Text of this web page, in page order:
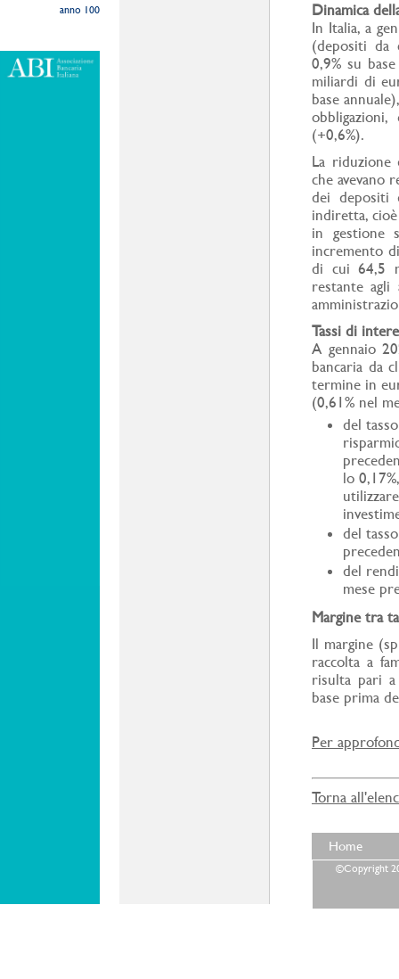
anno 100
Dinamica
In Italia, a
(depositi da
0,9% su
miliardi di
base
(+0,6%).
La riduzione
che avevano
dei depositi
indiretta,
in gestione
incremento
di cui 64,5
restante agli
Tassi di
A gennaio
bancaria da
termine in
(0,61% nel
​del
lo
del
del
mese
Margine tra
Il margine
raccolta a
risulta pari
base prima
Per
Torna
Home
©Copyright